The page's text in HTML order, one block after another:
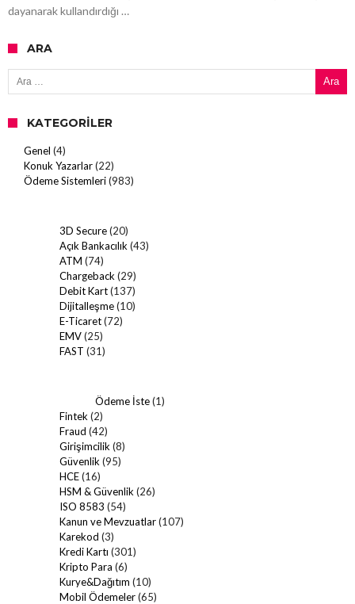
dayanarak kullandırdığı …
ARA
Arama:
KATEGORILER
Genel (4)
Konuk Yazarlar(22)
Ödeme Sistemleri(983)
3D Secure(20)
Açık Bankacılık (43)
ATM (74)
Chargeback (29)
Debit Kart(137)
Dijitalleşme(10)
E-Ticaret(72)
EMV(25)
FAST (31)
Ödeme İste(1)
Fintek (2)
Fraud (42)
Girişimcilik (8)
Güvenlik (95)
HCE(16)
HSM & Güvenlik (26)
ISO 8583 (54)
Kanun ve Mevzuatlar(107)
Karekod (3)
Kredi Kartı (301)
Kripto Para (6)
Kurye&Dağıtım (10)
Mobil Ödemeler(65)